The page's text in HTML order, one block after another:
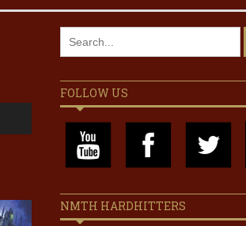
FOLLOW US
NMTH HARDHITTERS